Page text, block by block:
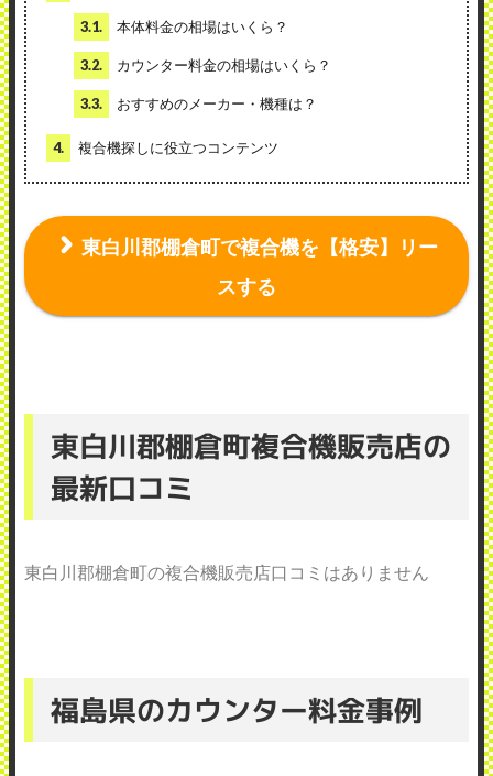
3.1. 本体料金の相場はいくら？
3.2. カウンター料金の相場はいくら？
3.3. おすすめのメーカー・機種は？
4. 複合機探しに役立つコンテンツ
東白川郡棚倉町で複合機を【格安】リー
スする
東白川郡棚倉町複合機販売店の
最新口コミ
東白川郡棚倉町の複合機販売店口コミはありません
福島県のカウンター料金事例